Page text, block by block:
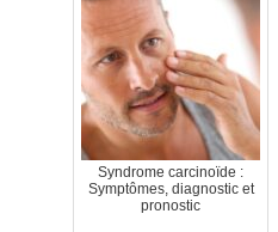
Syndrome carcinoïde :
Symptômes, diagnostic et
pronostic